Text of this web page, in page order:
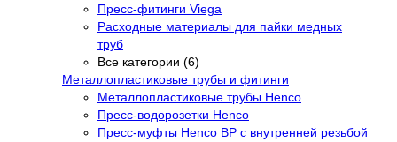
Пресс-фитинги Viega
Расходные материалы для пайки медных
труб
Все категории (6)
Металлопластиковые трубы и фитинги
Металлопластиковые трубы Henco
Пресс-водорозетки Henco
Пресс-муфты Henco ВР с внутренней резьбой